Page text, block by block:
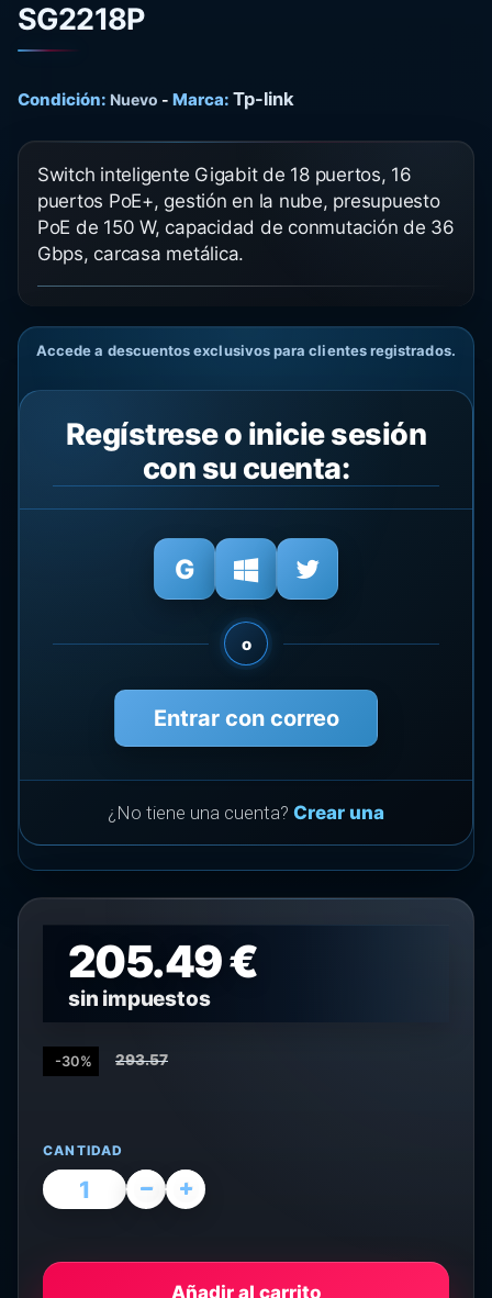
SG2218P
Condición: Nuevo - Marca: Tp-link
Switch inteligente Gigabit de 18 puertos, 16
puertos PoE+, gestión en la nube, presupuesto
PoE de 150 W, capacidad de conmutación de 36
Gbps, carcasa metálica.
Accede a descuentos exclusivos para clientes registrados.
Regístrese o inicie sesión
con su cuenta:
o
Entrar con correo
¿No tiene una cuenta? Crear una
205.49 €
sin impuestos
-30% 293.57
CANTIDAD
Añadir al carrito